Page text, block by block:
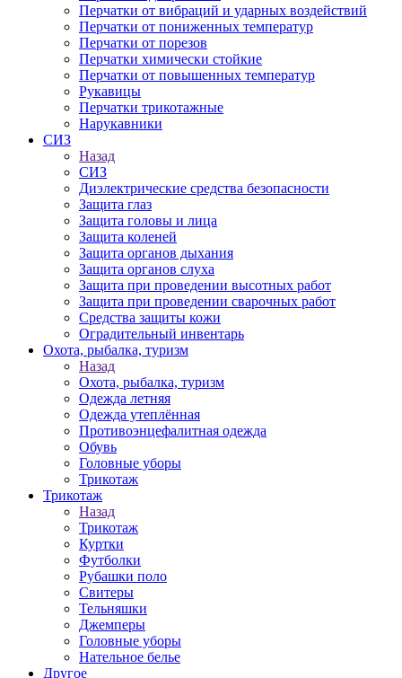
Перчатки от вибраций и ударных воздействий
Перчатки от пониженных температур
Перчатки от порезов
Перчатки химически стойкие
Перчатки от повышенных температур
Рукавицы
Перчатки трикотажные
Нарукавники
СИЗ
Назад
СИЗ
Диэлектрические средства безопасности
Защита глаз
Защита головы и лица
Защита коленей
Защита органов дыхания
Защита органов слуха
Защита при проведении высотных работ
Защита при проведении сварочных работ
Средства защиты кожи
Оградительный инвентарь
Охота, рыбалка, туризм
Назад
Охота, рыбалка, туризм
Одежда летняя
Одежда утеплённая
Противоэнцефалитная одежда
Обувь
Головные уборы
Трикотаж
Трикотаж
Назад
Трикотаж
Куртки
Футболки
Рубашки поло
Свитеры
Тельняшки
Джемперы
Головные уборы
Нательное белье
Другое